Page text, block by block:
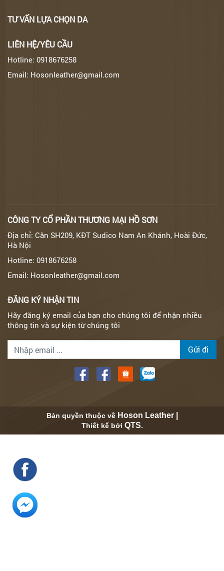
TƯ VẤN LỰA CHỌN DA
LIÊN HỆ/YÊU CẦU
Hotline: 0918676258
Email: Hosonleather@gmail.com
CÔNG TY CỔ PHẦN THƯƠNG MẠI HỒ SƠN
Địa chỉ: Căn SH209, KĐT Sudico Nam An Khánh, Hoài Đức,
Hà Nội
Hotline: 0918676258
Email: Hosonleather@gmail.com
ĐĂNG KÝ NHẬN TIN
Hãy đăng ký email của bạn cho chúng tôi để nhận nhiều
thông tin và sự kiện từ chúng tôi
Gửi đi
Bản quyền thuộc về Hoson Leather |
Thiết kế bởi QTS.